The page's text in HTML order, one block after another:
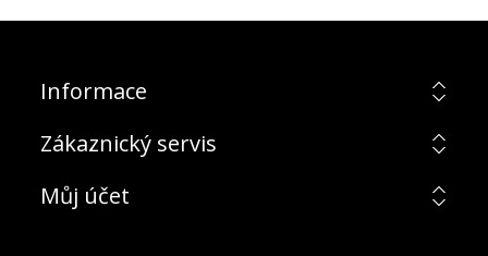
Informace
Zákaznický servis
Můj účet